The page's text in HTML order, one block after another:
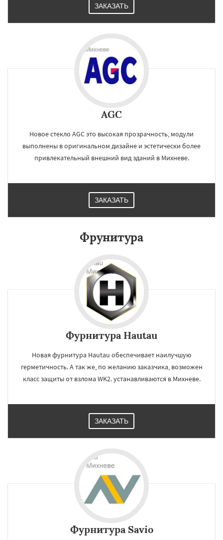
ЗАКАЗАТЬ
AGC
Новое стекло AGC это высокая прозрачность, модули
выполнены в оригинальном дизайне и эстетически более
привлекательный внешний вид зданий в Михневе.
ЗАКАЗАТЬ
Фрунитура
Фурнитура Hautau
Новая фурнитура Hautau обеспечивает наилучшую
герметичность. А так же, по желанию заказчика, возможен
класс защиты от взлома WK2. устанавливаются в Михневе.
ЗАКАЗАТЬ
Фурнитура Savio